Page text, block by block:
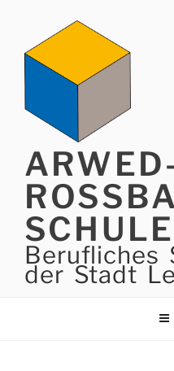
springen
SCHULE
Berufliches
der Stadt